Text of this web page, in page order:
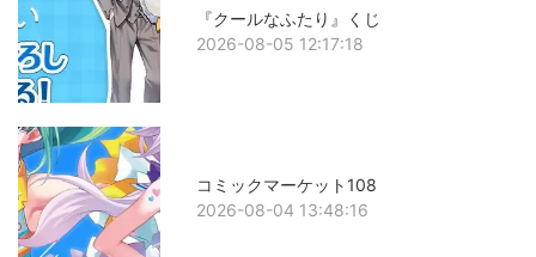
『クールなふたり』くじ
2026-08-05 12:17:18
コミックマーケット108
2026-08-04 13:48:16